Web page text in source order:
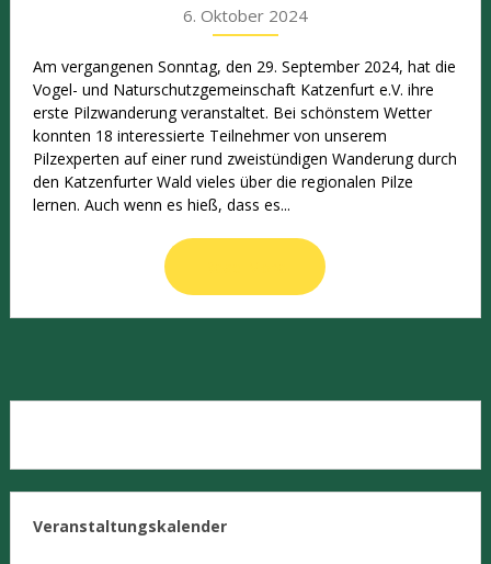
6. Oktober 2024
Am vergangenen Sonntag, den 29. September 2024, hat die
Vogel- und Naturschutzgemeinschaft Katzenfurt e.V. ihre
erste Pilzwanderung veranstaltet. Bei schönstem Wetter
konnten 18 interessierte Teilnehmer von unserem
Pilzexperten auf einer rund zweistündigen Wanderung durch
den Katzenfurter Wald vieles über die regionalen Pilze
lernen. Auch wenn es hieß, dass es...
Veranstaltungskalender